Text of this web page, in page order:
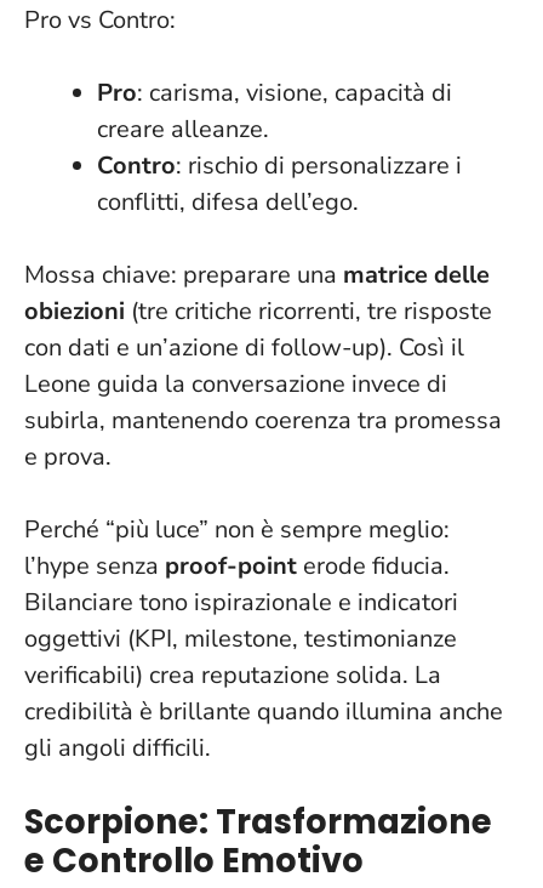
Pro vs Contro:
Pro: carisma, visione, capacità di
creare alleanze.
Contro: rischio di personalizzare i
conflitti, difesa dell’ego.
Mossa chiave: preparare una matrice delle
obiezioni (tre critiche ricorrenti, tre risposte
con dati e un’azione di follow-up). Così il
Leone guida la conversazione invece di
subirla, mantenendo coerenza tra promessa
e prova.
Perché “più luce” non è sempre meglio:
l’hype senza proof-point erode fiducia.
Bilanciare tono ispirazionale e indicatori
oggettivi (KPI, milestone, testimonianze
verificabili) crea reputazione solida. La
credibilità è brillante quando illumina anche
gli angoli difficili.
Scorpione: Trasformazione
e Controllo Emotivo